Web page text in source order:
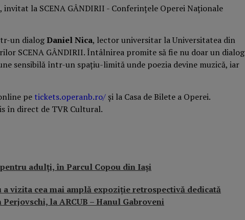
un dialogDaniel Nica, lector universitar la Universitatea din
SCENA GÂNDIRII. Întâlnirea promite să fie nu doar un dialog
sensibilă într-un spațiu-limită unde poezia devine muzică, iar
pe tickets.operanb.ro/ și la Casa de Bilete a Operei.
în direct de TVR Cultural.
adulți, în Parcul Copou din Iași
vizita cea mai amplă expoziție retrospectivă dedicată
la ARCUB – Hanul Gabroveni